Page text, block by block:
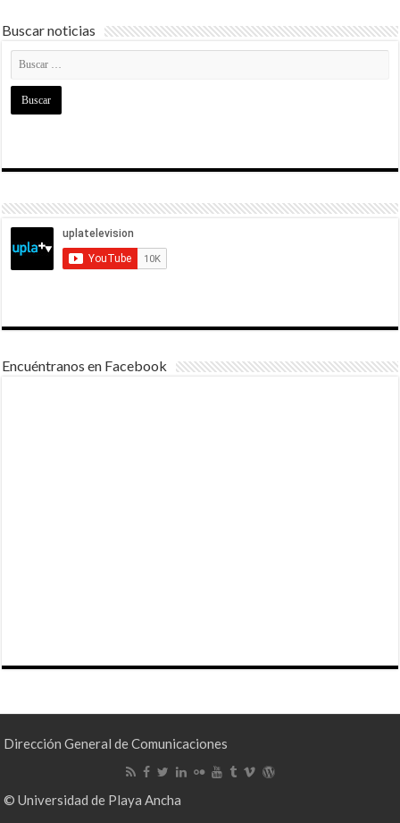
Buscar noticias
Encuéntranos en Facebook
Dirección General de Comunicaciones
© Universidad de Playa Ancha